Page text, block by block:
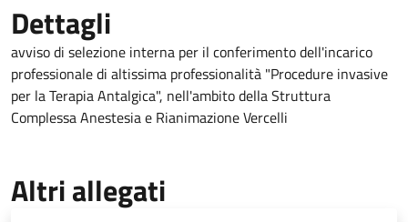
Dettagli
avviso di selezione interna per il conferimento dell'incarico
professionale di altissima professionalità "Procedure invasive
per la Terapia Antalgica", nell'ambito della Struttura
Complessa Anestesia e Rianimazione Vercelli
Altri allegati